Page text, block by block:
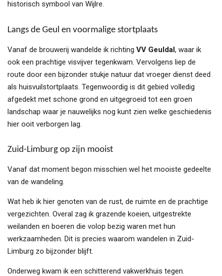
historisch symbool van Wijlre.
Langs de Geul en voormalige stortplaats
Vanaf de brouwerij wandelde ik richting VV Geuldal, waar ik
ook een prachtige visvijver tegenkwam. Vervolgens liep de
route door een bijzonder stukje natuur dat vroeger dienst deed
als huisvuilstortplaats. Tegenwoordig is dit gebied volledig
afgedekt met schone grond en uitgegroeid tot een groen
landschap waar je nauwelijks nog kunt zien welke geschiedenis
hier ooit verborgen lag.
Zuid-Limburg op zijn mooist
Vanaf dat moment begon misschien wel het mooiste gedeelte
van de wandeling.
Wat heb ik hier genoten van de rust, de ruimte en de prachtige
vergezichten. Overal zag ik grazende koeien, uitgestrekte
weilanden en boeren die volop bezig waren met hun
werkzaamheden. Dit is precies waarom wandelen in Zuid-
Limburg zo bijzonder blijft.
Onderweg kwam ik een schitterend vakwerkhuis tegen.